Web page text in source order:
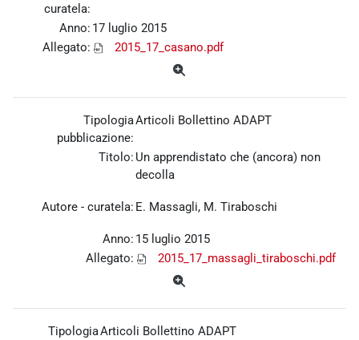
curatela:
Anno: 17 luglio 2015
Allegato:
2015_17_casano.pdf
Tipologia
pubblicazione:
Articoli Bollettino ADAPT
Titolo: Un apprendistato che (ancora) non
decolla
Autore - curatela: E. Massagli, M. Tiraboschi
Anno: 15 luglio 2015
Allegato:
2015_17_massagli_tiraboschi.pdf
TipologiaArticoli Bollettino ADAPT